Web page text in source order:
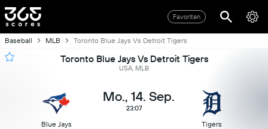
Favoriten
Baseball MLB Toronto Blue Jays Vs Detroit Tigers
Toronto Blue Jays Vs Detroit Tigers
USA, MLB
Blue Jays
Mo., 14. Sep.
23:07
Tigers